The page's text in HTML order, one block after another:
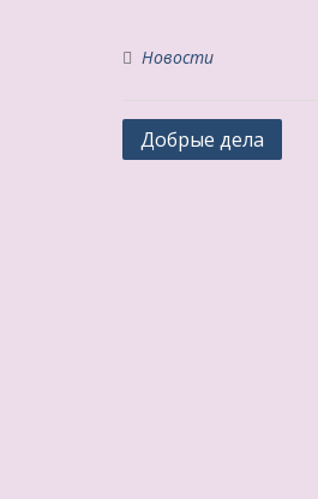
Новости
Навигация
Добрые дела